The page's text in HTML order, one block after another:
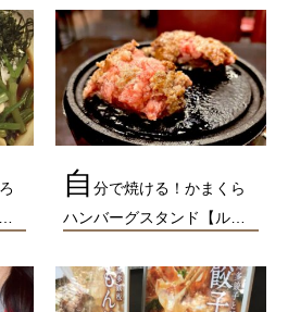
自 分で焼ける！かまくら
ハンバーグスタンド【ル…